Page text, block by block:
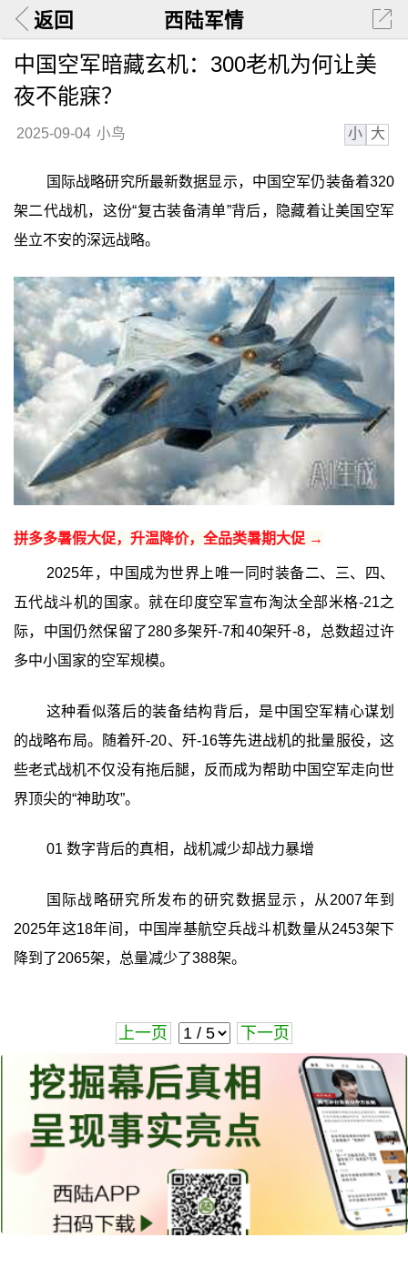
返回 西陆军情
中国空军暗藏玄机：300老机为何让美
夜不能寐？
2025-09-04 小鸟 小 大
国际战略研究所最新数据显示，中国空军仍装备着320
架二代战机，这份“复古装备清单”背后，隐藏着让美国空军
坐立不安的深远战略。
拼多多暑假大促，升温降价，全品类暑期大促 →
2025年，中国成为世界上唯一同时装备二、三、四、
五代战斗机的国家。就在印度空军宣布淘汰全部米格-21之
际，中国仍然保留了280多架歼-7和40架歼-8，总数超过许
多中小国家的空军规模。
这种看似落后的装备结构背后，是中国空军精心谋划
的战略布局。随着歼-20、歼-16等先进战机的批量服役，这
些老式战机不仅没有拖后腿，反而成为帮助中国空军走向世
界顶尖的“神助攻”。
01 数字背后的真相，战机减少却战力暴增
国际战略研究所发布的研究数据显示，从2007年到
2025年这18年间，中国岸基航空兵战斗机数量从2453架下
降到了2065架，总量减少了388架。
上一页 下一页